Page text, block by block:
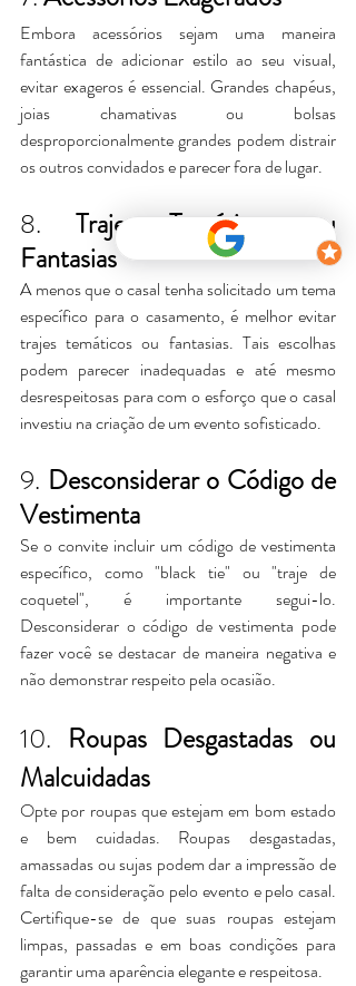
Embora acessórios sejam uma maneira
fantástica de adicionar estilo ao seu visual,
evitar exageros é essencial. Grandes chapéus,
joias chamativas ou bolsas
desproporcionalmente grandes podem distrair
os outros convidados e parecer fora de lugar.
8. Trajes Temáticos ou
Fantasias
A menos que o casal tenha solicitado um tema
específico para o casamento, é melhor evitar
trajes temáticos ou fantasias. Tais escolhas
podem parecer inadequadas e até mesmo
desrespeitosas para com o esforço que o casal
investiu na criação de um evento sofisticado.
9. Desconsiderar o Código de
Vestimenta
Se o convite incluir um código de vestimenta
específico, como "black tie" ou "traje de
coquetel", é importante segui-lo.
Desconsiderar o código de vestimenta pode
fazer você se destacar de maneira negativa e
não demonstrar respeito pela ocasião.
10. Roupas Desgastadas ou
Malcuidadas
Opte por roupas que estejam em bom estado
e bem cuidadas. Roupas desgastadas,
amassadas ou sujas podem dar a impressão de
falta de consideração pelo evento e pelo casal.
Certifique-se de que suas roupas estejam
limpas, passadas e em boas condições para
garantir uma aparência elegante e respeitosa.